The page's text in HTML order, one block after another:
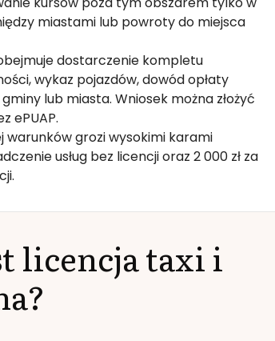
miastami lub powroty do miejsca
dostarczenie kompletu
wykaz pojazdów, dowód opłaty
lub miasta. Wniosek można złożyć
ePUAP.
warunków grozi wysokimi karami
usług bez licencji oraz 2 000 zł za
licencja taxi i